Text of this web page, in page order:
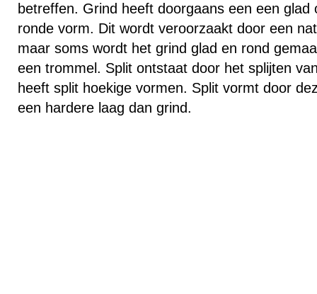
betreffen. Grind heeft doorgaans een een glad
ronde vorm. Dit wordt veroorzaakt door een
maar soms wordt het grind glad en rond
een trommel. Split ontstaat door het splijten
heeft split hoekige vormen. Split vormt door
een hardere laag dan grind.